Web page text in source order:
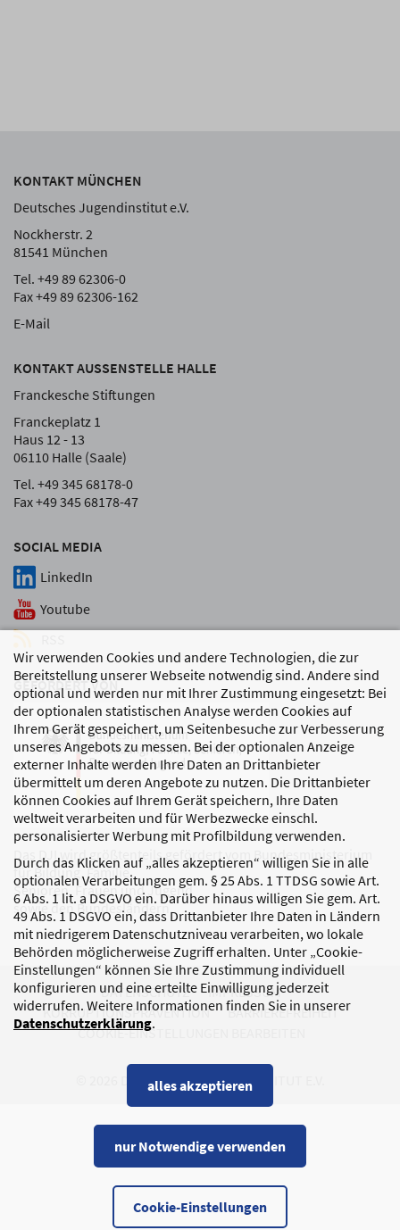
Wir verwenden Cookies und andere Technologien, die zur
Bereitstellung unserer Webseite notwendig sind. Andere sind
optional und werden nur mit Ihrer Zustimmung eingesetzt: Bei
der optionalen statistischen Analyse werden Cookies auf
Ihrem Gerät gespeichert, um Seitenbesuche zur Verbesserung
unseres Angebots zu messen. Bei der optionalen Anzeige
externer Inhalte werden Ihre Daten an Drittanbieter
übermittelt um deren Angebote zu nutzen. Die Drittanbieter
können Cookies auf Ihrem Gerät speichern, Ihre Daten
weltweit verarbeiten und für Werbezwecke einschl.
personalisierter Werbung mit Profilbildung verwenden.
Durch das Klicken auf „alles akzeptieren“ willigen Sie in alle
optionalen Verarbeitungen gem. § 25 Abs. 1 TTDSG sowie Art.
6 Abs. 1 lit. a DSGVO ein. Darüber hinaus willigen Sie gem. Art.
49 Abs. 1 DSGVO ein, dass Drittanbieter Ihre Daten in Ländern
mit niedrigerem Datenschutzniveau verarbeiten, wo lokale
Behörden möglicherweise Zugriff erhalten. Unter „Cookie-
Einstellungen“ können Sie Ihre Zustimmung individuell
konfigurieren und eine erteilte Einwilligung jederzeit
widerrufen. Weitere Informationen finden Sie in unserer
Datenschutzerklärung.
Cookie-Einstellungen
alles akzeptieren
nur Notwendige verwenden
SOCIAL MEDIA
LinkedIn
Youtube
KONTAKT MÜNCHEN
Deutsches Jugendinstitut e.V.
Nockherstr. 2
81541 München
Tel. +49 89 62306-0
Fax +49 89 62306-162
E-Mail
KONTAKT AUSSENSTELLE HALLE
Franckesche Stiftungen
Franckeplatz 1
Haus 12 - 13
06110 Halle (Saale)
Tel. +49 345 68178-0
Fax +49 345 68178-47
GEFÖRDERT VON
Das DJI wird größtenteils gefördert vom Bundesministerium
für Bildung, Familie,
Senioren, Frauen und Jugend
sowie den Bundesländern.
DATENSCHUTZ
IMPRESSUM
KORRUPTIONSPRÄVENTION
BARRIEREFREIHEIT
COOKIE-EINSTELLUNGEN BEARBEITEN
© 2026 DEUTSCHES JUGENDINSTITUT E.V.